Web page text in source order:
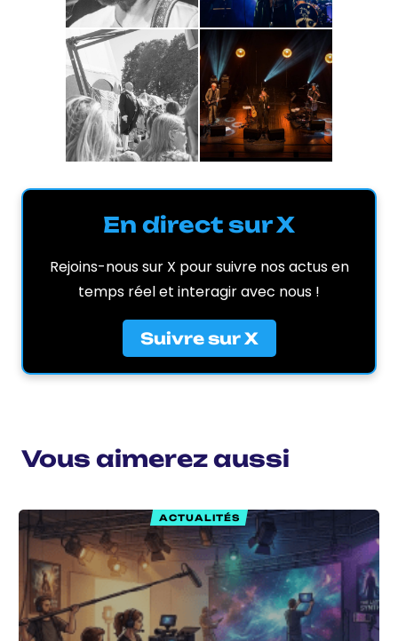
En direct sur X
Rejoins-nous sur X pour suivre nos actus en
temps réel et interagir avec nous !
Suivre sur X
Vous aimerez aussi
ACTUALITÉS